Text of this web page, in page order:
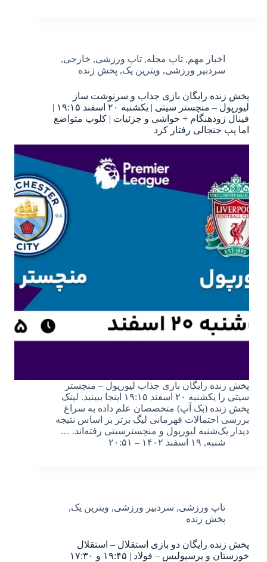
اخبار مهم, تاپ مجله, تاپ ورزشی, خارجی,
سردبیر ورزشی, ویترین یک, پخش زنده
پخش زنده رایگان بازی جذاب و سرنوشت ساز
لیورپول – منچستر سیتی | یکشنبه ۲۰ اسفند ۱۹:۱۵ |
فینال زودهنگام + حواشی و جزئیات | کلوپ متواضع
اما پپ جنجالی رفتار کرد
پخش زنده رایگان بازی جذاب لیورپول – منچستر
سیتی را یکشنبه ۲۰ اسفند ۱۹:۱۵ اینجا ببینید. لینک
پخش زنده (بک آپ) متخصصان علم داده به سراغ
بررسی احتمالات قهرمانی لیگ برتر بر اساس نتیجه
دیدار یک‌شنبه لیورپول و منچسترسیتی رفته‌اند. …
شنبه, ۱۹ اسفند ۱۴۰۲ – ۲۰:۵۱
تاپ ورزشی, سردبیر ورزشی, ویترین یک,
پخش زنده
پخش زنده رایگان دو بازی استقلال – استقلال
خوزستان و پرسپولیس – فولاد | ۱۹:۴۵ و ۱۷:۳۰